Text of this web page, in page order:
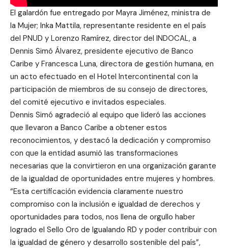
El galardón fue entregado por Mayra Jiménez, ministra de
la Mujer; Inka Mattila, representante residente en el país
del PNUD y Lorenzo Ramírez, director del INDOCAL, a
Dennis Simó Álvarez, presidente ejecutivo de Banco
Caribe y Francesca Luna, directora de gestión humana, en
un acto efectuado en el Hotel Intercontinental con la
participación de miembros de su consejo de directores,
del comité ejecutivo e invitados especiales.
Dennis Simó agradeció al equipo que lideró las acciones
que llevaron a Banco Caribe a obtener estos
reconocimientos, y destacó la dedicación y compromiso
con que la entidad asumió las transformaciones
necesarias que la convirtieron en una organización garante
de la igualdad de oportunidades entre mujeres y hombres.
“Esta certificación evidencia claramente nuestro
compromiso con la inclusión e igualdad de derechos y
oportunidades para todos, nos llena de orgullo haber
logrado el Sello Oro de Igualando RD y poder contribuir con
la igualdad de género y desarrollo sostenible del país”,